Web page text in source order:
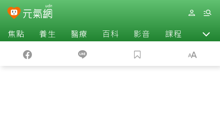
焦點 養生 醫療 百科 影音 課程 退休